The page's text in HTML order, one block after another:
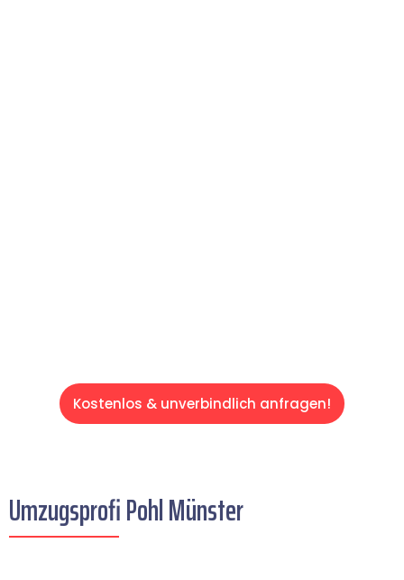
Kostenlos & unverbindlich anfragen!
Umzugsprofi Pohl Münster